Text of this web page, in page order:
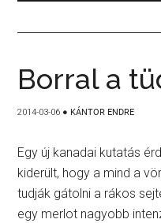
Borral a
2014-03-06 ● KÁNTOR ENDRE
Egy új kanadai kutatás
kiderült, hogy a mind a
tudják gátolni a rákos
egy merlot nagyobb